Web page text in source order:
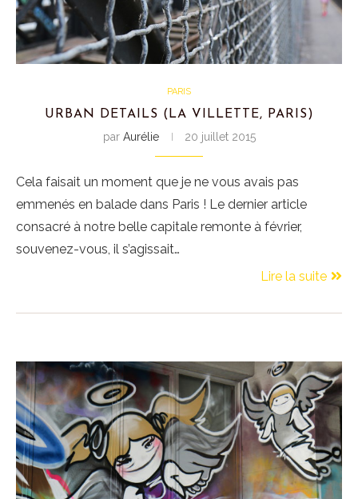
PARIS
URBAN DETAILS (LA VILLETTE, PARIS)
par Aurélie 20 juillet 2015
Cela faisait un moment que je ne vous avais pas
emmenés en balade dans Paris ! Le dernier article
consacré à notre belle capitale remonte à février,
souvenez-vous, il s’agissait…
Lire la suite